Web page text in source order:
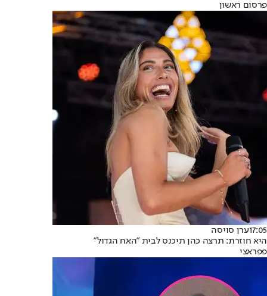
פרסום ראשון
17:05ערן סויסה
היא חוזרת: תרצה כהן תיכנס לבית "האח הגדול"
פפראצי